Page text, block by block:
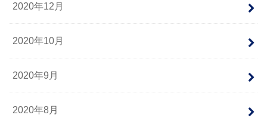
2020年12月
2020年10月
2020年9月
2020年8月